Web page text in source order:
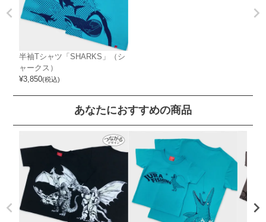
半袖Tシャツ「SHARKS」（シ
ャークス）
¥3,850(税込)
あなたにおすすめの商品